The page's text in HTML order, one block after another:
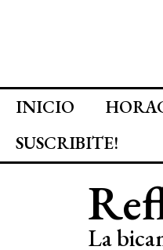
INICIO
SUSCRIBITE!
La